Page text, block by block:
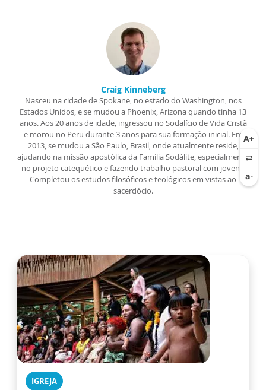
Craig Kinneberg
Nasceu na cidade de Spokane, no estado do Washington, nos
Estados Unidos, e se mudou a Phoenix, Arizona quando tinha 13
anos. Aos 20 anos de idade, ingressou no Sodalício de Vida Cristã
e morou no Peru durante 3 anos para sua formação inicial. Em
2013, se mudou a São Paulo, Brasil, onde atualmente reside,
ajudando na missão apostólica da Família Sodálite, especialmente
no projeto catequético e fazendo trabalho pastoral com jovens.
Completou os estudos filosóficos e teológicos em vistas ao
sacerdócio.
IGREJA